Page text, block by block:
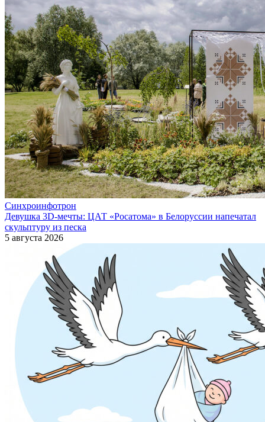
Синхроинфотрон
Девушка 3D-мечты: ЦАТ «Росатома» в Белоруссии напечатал
скульптуру из песка
5 августа 2026